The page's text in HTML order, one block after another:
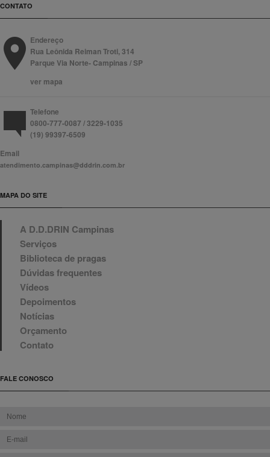
CONTATO
Endereço
Rua Leônida Reiman Troti, 314
Parque Via Norte- Campinas / SP
ver mapa
Telefone
0800-777-0087 / 3229-1035
(19) 99397-6509
Email
atendimento.campinas@dddrin.com.br
MAPA DO SITE
A D.D.DRIN Campinas
Serviços
Biblioteca de pragas
Dúvidas frequentes
Vídeos
Depoimentos
Notícias
Orçamento
Contato
FALE CONOSCO